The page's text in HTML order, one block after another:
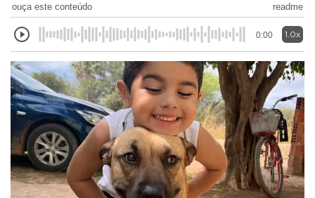
ouça este conteúdo readme
0:00 1.0x